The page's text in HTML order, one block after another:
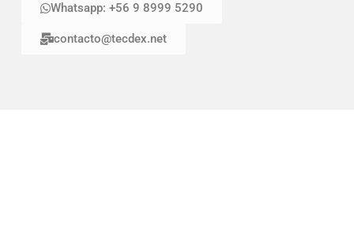
Whatsapp: +56 9 8999 5290
contacto@tecdex.net